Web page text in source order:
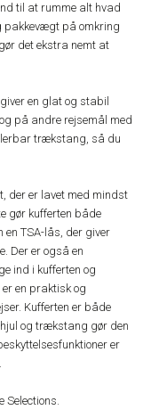
til at rumme alt hvad
pakkevægt på omkring
det ekstra nemt at
en glat og stabil
på andre rejsemål med
trækstang, så du
der er lavet med mindst
gør kufferten både
en TSA-lås, der giver
Der er også en
ind i kufferten og
en praktisk og
Kufferten er både
og trækstang gør den
er
Selections.